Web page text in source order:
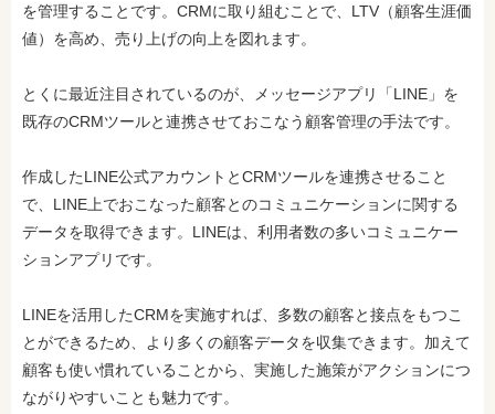
を管理することです。CRMに取り組むことで、LTV（顧客生涯価
値）を高め、売り上げの向上を図れます。
とくに最近注目されているのが、メッセージアプリ「LINE」を
既存のCRMツールと連携させておこなう顧客管理の手法です。
作成したLINE公式アカウントとCRMツールを連携させること
で、LINE上でおこなった顧客とのコミュニケーションに関する
データを取得できます。LINEは、利用者数の多いコミュニケー
ションアプリです。
LINEを活用したCRMを実施すれば、多数の顧客と接点をもつこ
とができるため、より多くの顧客データを収集できます。加えて
顧客も使い慣れていることから、実施した施策がアクションにつ
ながりやすいことも魅力です。